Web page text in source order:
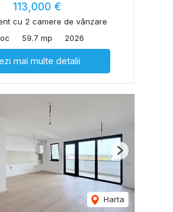
113,000 €
cu 2 camere de vânzare
59.7 mp 2026
mai multe detalii
Harta
Next